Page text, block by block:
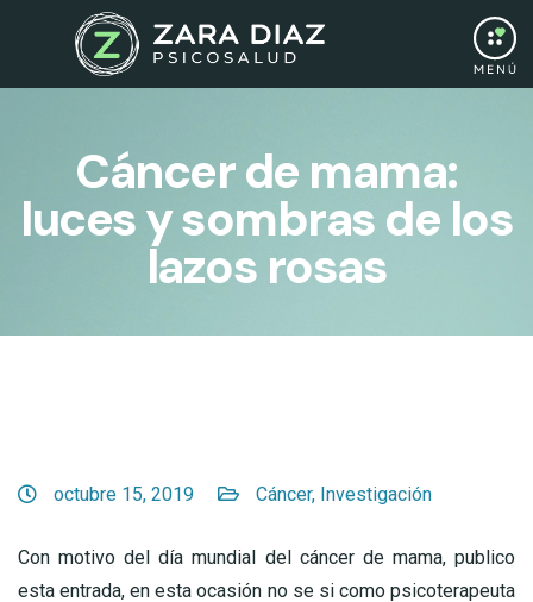
Cáncer de mama:
luces y sombras de los
lazos rosas
octubre 15, 2019 Cáncer, Investigación
Con motivo del día mundial del cáncer de mama, publico
esta entrada, en esta ocasión no se si como psicoterapeuta